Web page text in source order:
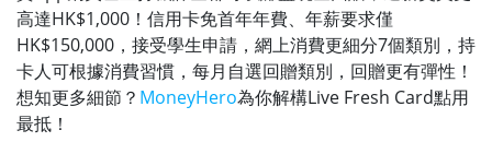
高達HK$1,000！信用卡免首年年費、年薪要求僅
HK$150,000，接受學生申請，網上消費更細分7個類別，持
卡人可根據消費習慣，每月自選回贈類別，回贈更有彈性！
想知更多細節？ MoneyHero為你解構Live Fresh Card點用
最抵！